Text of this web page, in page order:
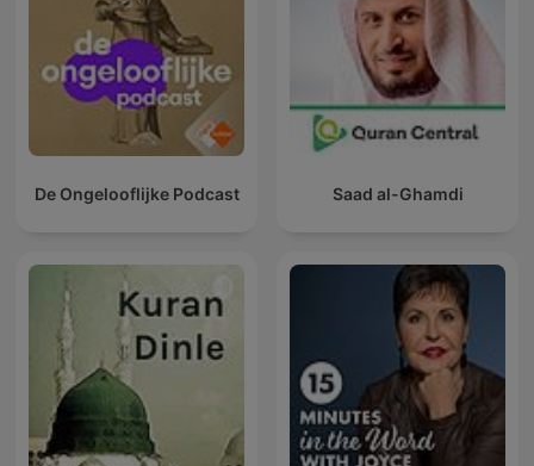
De Ongelooflijke Podcast Saad al-Ghamdi